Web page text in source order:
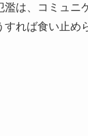
は、コミュニ
れば食い止め